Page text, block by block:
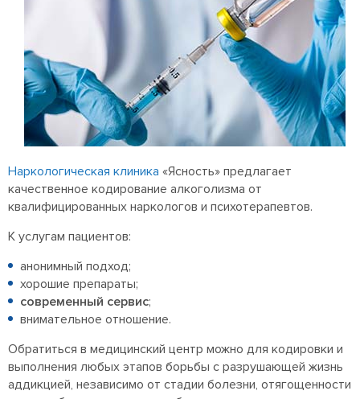
Наркологическая клиника «Ясность» предлагает
качественное кодирование алкоголизма от
квалифицированных наркологов и психотерапевтов.
К услугам пациентов:
анонимный подход;
хорошие препараты;
современный сервис;
внимательное отношение.
Обратиться в медицинский центр можно для кодировки и
выполнения любых этапов борьбы с разрушающей жизнь
аддикцией, независимо от стадии болезни, отягощенности